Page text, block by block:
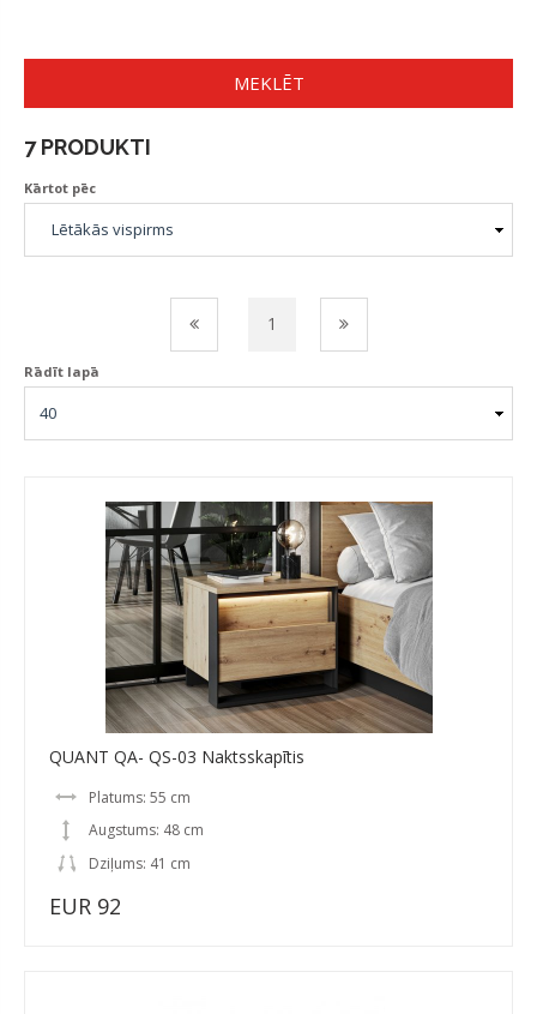
MEKLĒT
7 PRODUKTI
Kārtot pēc
1
Rādīt lapā
QUANT QA- QS-03 Naktsskapītis
Platums: 55 cm
Augstums: 48 cm
Dziļums: 41 cm
EUR 92